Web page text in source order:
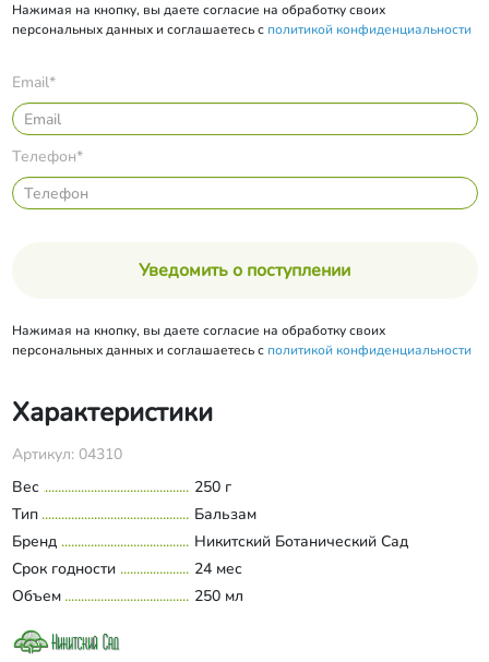
Нажимая на кнопку, вы даете согласие на обработку своих
персональных данных и соглашаетесь с политикой конфиденциальности
Email*
Телефон*
Уведомить о поступлении
Нажимая на кнопку, вы даете согласие на обработку своих
персональных данных и соглашаетесь с политикой конфиденциальности
Характеристики
Артикул: 04310
Вес
250 г
Тип
Бальзам
Бренд
Никитский Ботанический Сад
Срок годности
24 мес
Объем
250 мл